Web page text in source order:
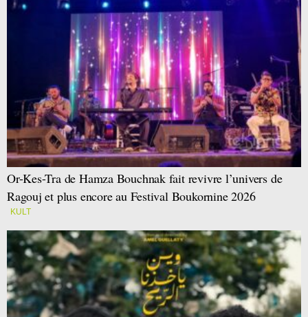
Or-Kes-Tra de Hamza Bouchnak fait revivre l’univers de
Ragouj et plus encore au Festival Boukornine 2026
KULT